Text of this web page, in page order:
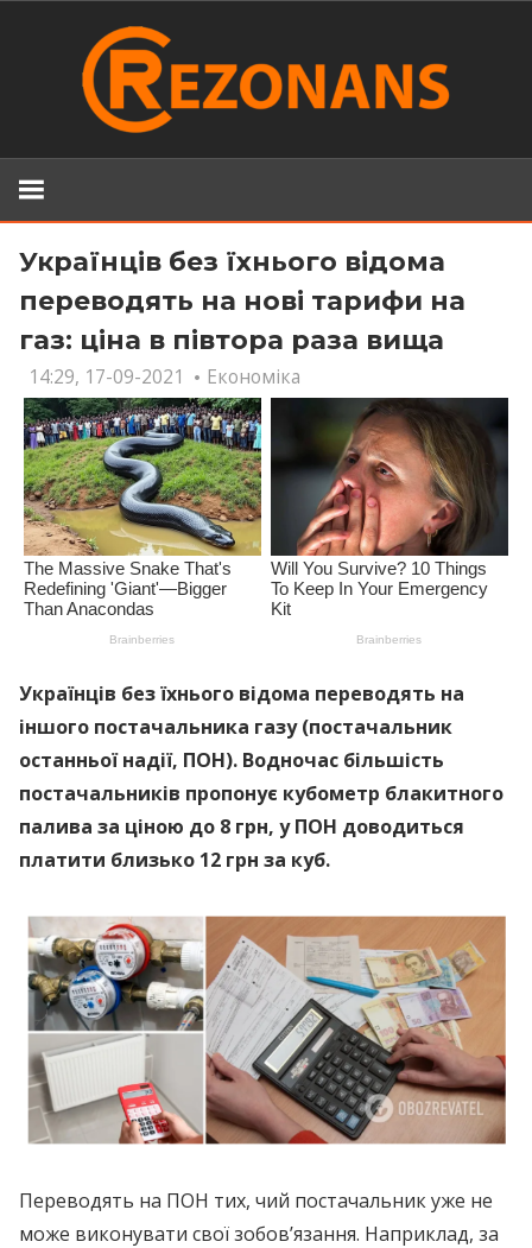
Українців без їхнього відома
переводять на нові тарифи на
газ: ціна в півтора раза вища
14:29, 17-09-2021 Економіка
Українців без їхнього відома переводять на
іншого постачальника газу (постачальник
останньої надії, ПОН). Водночас більшість
постачальників пропонує кубометр блакитного
палива за ціною до 8 грн, у ПОН доводиться
платити близько 12 грн за куб.
Переводять на ПОН тих, чий постачальник уже не
може виконувати свої зобов’язання. Наприклад, за